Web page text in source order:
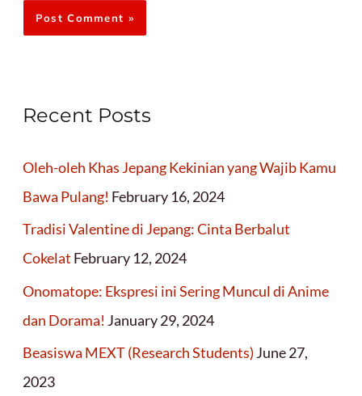
Recent Posts
Oleh-oleh Khas Jepang Kekinian yang Wajib Kamu
Bawa Pulang! February 16, 2024
Tradisi Valentine di Jepang: Cinta Berbalut
Cokelat February 12, 2024
Onomatope: Ekspresi ini Sering Muncul di Anime
dan Dorama! January 29, 2024
Beasiswa MEXT (Research Students) June 27,
2023